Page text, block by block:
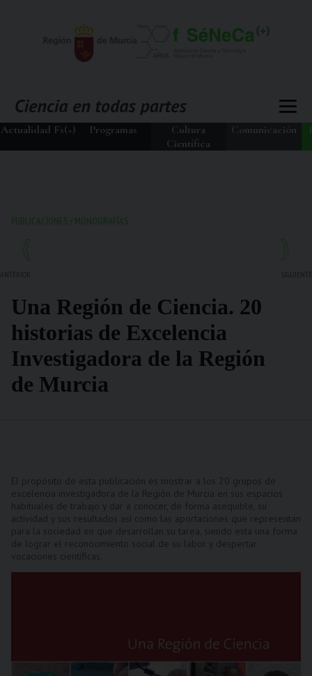
Actualidad Fs(+) Programas
Cultura
Científica
Comunicación
PUBLICACIONES / MONOGRAFÍAS
Una Región de Ciencia. 20
historias de Excelencia
Investigadora de la Región
de Murcia